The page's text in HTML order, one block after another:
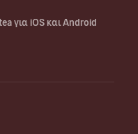
για iOS και Android